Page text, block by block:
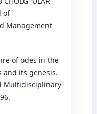
of
Management
of odes in the
and its genesis.
Multidisciplinary